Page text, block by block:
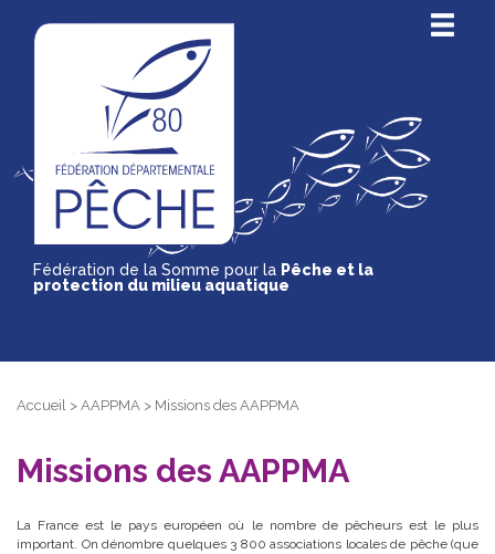
Fédération de la Somme pour la Pêche et la
protection du milieu aquatique
Accueil > AAPPMA > Missions des AAPPMA
Missions des AAPPMA
La France est le pays européen où le nombre de pêcheurs est le plus
important. On dénombre quelques 3 800 associations locales de pêche (que